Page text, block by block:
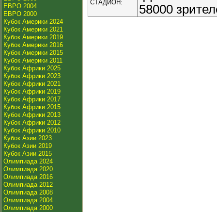
ЕВРО 2004
ЕВРО 2000
Кубок Америки 2024
Кубок Америки 2021
Кубок Америки 2019
Кубок Америки 2016
Кубок Америки 2015
Кубок Америки 2011
Кубок Африки 2025
Кубок Африки 2023
Кубок Африки 2021
Кубок Африки 2019
Кубок Африки 2017
Кубок Африки 2015
Кубок Африки 2013
Кубок Африки 2012
Кубок Африки 2010
Кубок Азии 2023
Кубок Азии 2019
Кубок Азии 2015
Олимпиада 2024
Олимпиада 2020
Олимпиада 2016
Олимпиада 2012
Олимпиада 2008
Олимпиада 2004
Олимпиада 2000
СТАДИОН:
58000